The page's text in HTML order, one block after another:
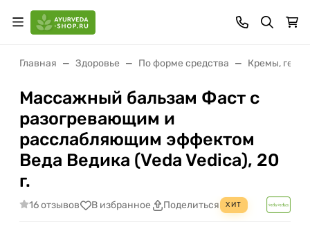
Главная Здоровье По форме средства Кремы, гели,
Массажный бальзам Фаст с
разогревающим и
расслабляющим эффектом
Веда Ведика (Veda Vedica), 20
г.
16 отзывов В избранное Поделиться ХИТ